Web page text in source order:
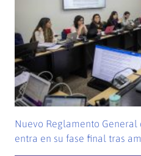
Nuevo Reglamento General
entra en su fase final tras